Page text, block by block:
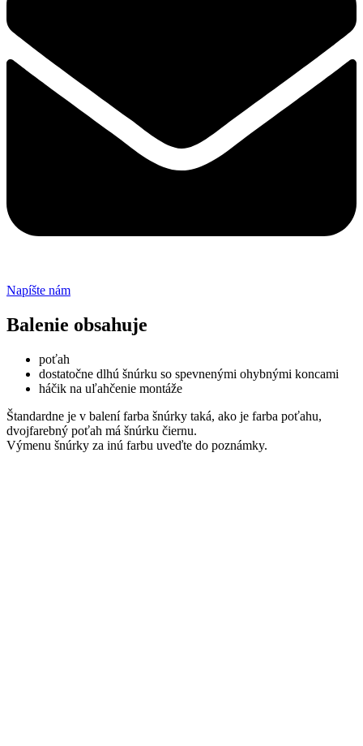
Napíšte nám
Balenie obsahuje
poťah
dostatočne dlhú šnúrku so spevnenými ohybnými koncami
háčik na uľahčenie montáže
Štandardne je v balení farba šnúrky taká, ako je farba poťahu,
dvojfarebný poťah má šnúrku čiernu.
Výmenu šnúrky za inú farbu uveďte do poznámky.